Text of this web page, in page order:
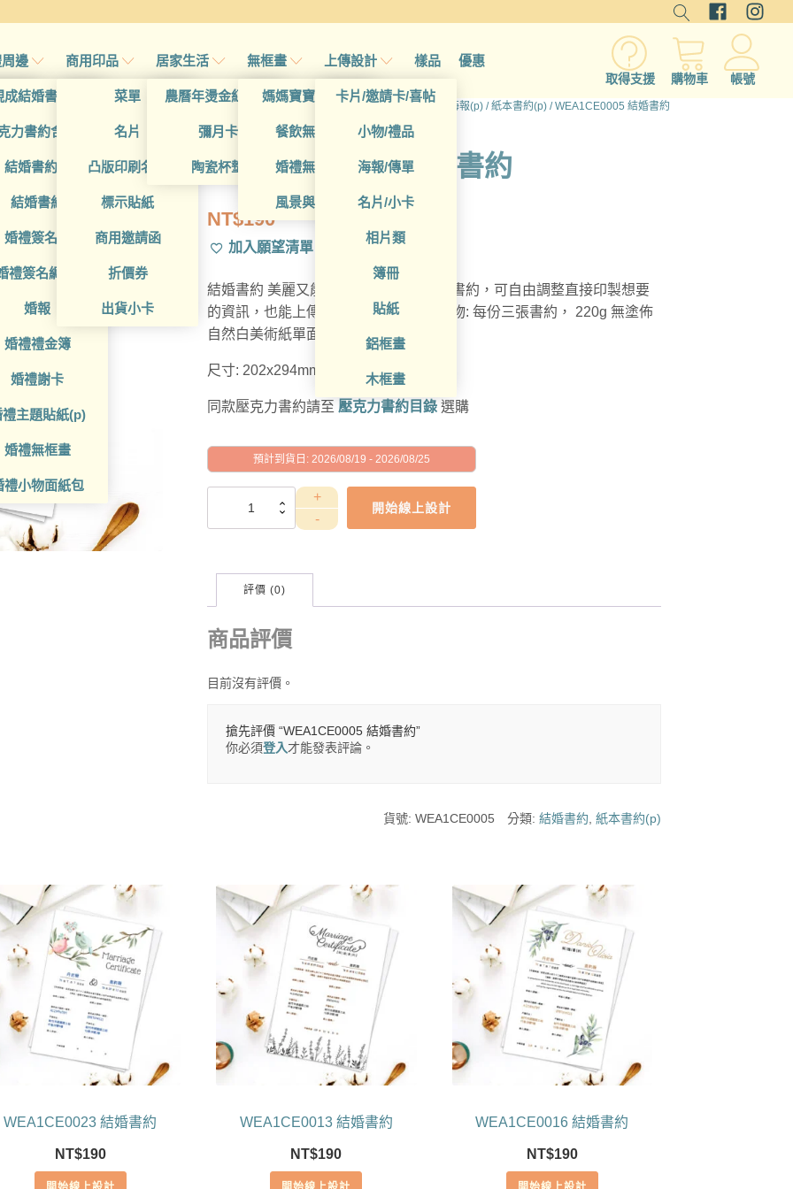
邊
成結婚書約夾
力書約含木座
結婚書約組
結婚書約
婚禮簽名簿
禮簽名綢(p)
婚報
婚禮禮金簿
婚禮謝卡
禮主題貼紙(p)
婚禮無框畫
禮小物面紙包
商用印品
菜單
名片
凸版印刷名片
標示貼紙
商用邀請函
折價券
出貨小卡
居家生活
農曆年燙金紅包袋
彌月卡
陶瓷杯墊
無框畫
媽媽寶寶無框畫
餐飲無框畫
婚禮無框畫
風景與藝術
上傳設計
卡片/邀請卡/喜帖
小物/禮品
海報/傳單
名片/小卡
相片類
簿冊
貼紙
鋁框畫
木框畫
樣品 優惠
取得支援 購物車 帳號
首頁/所有產品 海報(p) /紙本書約(p) / WEA1CE0005 結婚書約
WEA1CE0005 結婚書約
NT$190
加入願望清單
結婚書約 美麗又能用於正式登記的結婚書約，可自由調整直接印製想要
的資訊，也能上傳圖檔、人物畫。 內容物: 每份三張書約， 220g 無塗佈
自然白美術紙單面彩色印刷。
尺寸: 202x294mm (適用於雀印書約夾
同款壓克力書約請至 壓克力書約目錄 選購
預計到貨日: 2026/08/19 - 2026/08/25
WEA1CE0005
開始線上設計
評價 (0)
商品評價
目前沒有評價。
搶先評價 “WEA1CE0005 結婚書約”
你必須登入才能發表評論。
貨號:WEA1CE0005 分類:結婚書約 ,紙本書約(p)
WEA1CE0023 結婚書約
NT$190
WEA1CE0013 結婚書約
NT$190
WEA1CE0016 結婚書約
NT$190